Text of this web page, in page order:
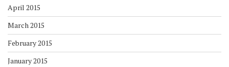
April 2015
March 2015
February 2015
January 2015